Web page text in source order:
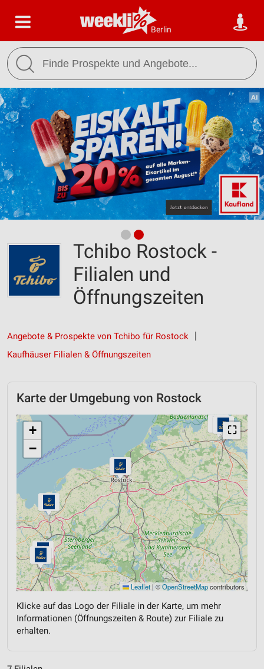
Berlin
Tchibo Rostock -
Filialen und
Öffnungszeiten
Angebote & Prospekte von Tchibo für Rostock
Kaufhäuser Filialen & Öffnungszeiten
Karte der Umgebung von Rostock
⛶
+
−
Leaflet | ©OpenStreetMapcontributors
Klicke auf das Logo der Filiale in der Karte, um mehr
Informationen (Öffnungszeiten & Route) zur Filiale zu
erhalten.